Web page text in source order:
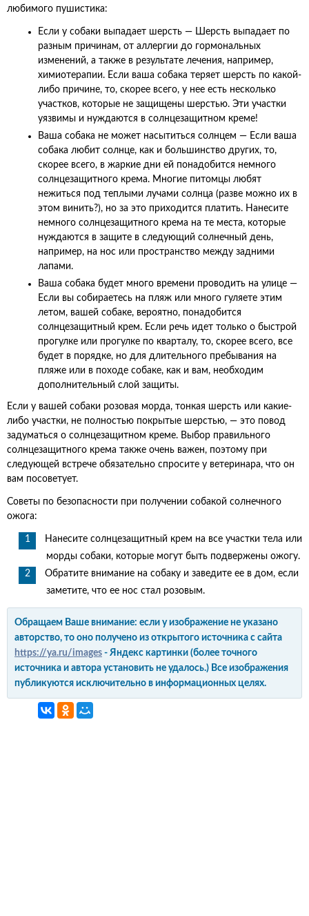
любимого пушистика:
Если у собаки выпадает шерсть — Шерсть выпадает по
разным причинам, от аллергии до гормональных
изменений, а также в результате лечения, например,
химиотерапии. Если ваша собака теряет шерсть по какой-
либо причине, то, скорее всего, у нее есть несколько
участков, которые не защищены шерстью. Эти участки
уязвимы и нуждаются в солнцезащитном креме!
Ваша собака не может насытиться солнцем — Если ваша
собака любит солнце, как и большинство других, то,
скорее всего, в жаркие дни ей понадобится немного
солнцезащитного крема. Многие питомцы любят
нежиться под теплыми лучами солнца (разве можно их в
этом винить?), но за это приходится платить. Нанесите
немного солнцезащитного крема на те места, которые
нуждаются в защите в следующий солнечный день,
например, на нос или пространство между задними
лапами.
Ваша собака будет много времени проводить на улице —
Если вы собираетесь на пляж или много гуляете этим
летом, вашей собаке, вероятно, понадобится
солнцезащитный крем. Если речь идет только о быстрой
прогулке или прогулке по кварталу, то, скорее всего, все
будет в порядке, но для длительного пребывания на
пляже или в походе собаке, как и вам, необходим
дополнительный слой защиты.
Если у вашей собаки розовая морда, тонкая шерсть или какие-
либо участки, не полностью покрытые шерстью, — это повод
задуматься о солнцезащитном креме. Выбор правильного
солнцезащитного крема также очень важен, поэтому при
следующей встрече обязательно спросите у ветеринара, что он
вам посоветует.
Советы по безопасности при получении собакой солнечного
ожога:
Нанесите солнцезащитный крем на все участки тела или
морды собаки, которые могут быть подвержены ожогу.
Обратите внимание на собаку и заведите ее в дом, если
заметите, что ее нос стал розовым.
Обращаем Ваше внимание: если у изображение не указано
авторство, то оно получено из открытого источника с сайта
https://ya.ru/images - Яндекс картинки (более точного
источника и автора установить не удалось.) Все изображения
публикуются исключительно в информационных целях.